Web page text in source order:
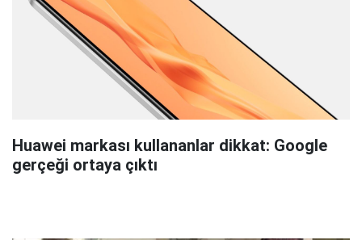
Huawei markası kullananlar dikkat: Google
gerçeği ortaya çıktı